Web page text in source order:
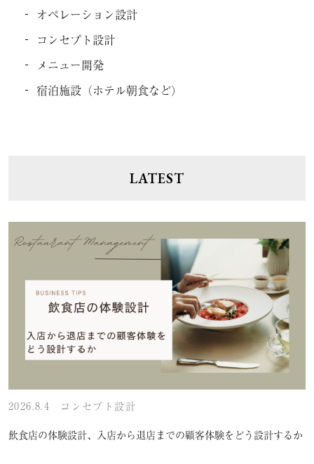
オペレーション設計
コンセプト設計
メニュー開発
宿泊施設（ホテル朝食など）
LATEST
2026.8.4 コンセプト設計
飲食店の体験設計、入店から退店までの顧客体験をどう設計するか